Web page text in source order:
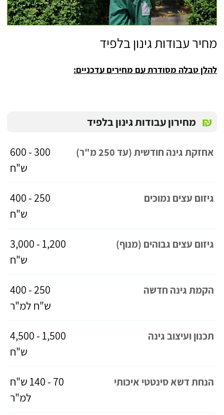
מחיר עבודות גינון בלפיד
להלן טבלה מסודרת עם מחירים עדכניים:
₪ מחירון עבודות גינון בלפיד
אחזקת גינה חודשית (עד 250 מ"ר)
300 - 600
ש"ח
גיזום עצים נמוכים
250 - 400
ש"ח
גיזום עצים גבוהים (מנוף)
1,200 - 3,000
ש"ח
הקמת גינה חדשה
250 - 400
ש"ח למ"ר
תכנון ועיצוב גינה
1,500 - 4,500
ש"ח
הנחת דשא סינטטי איכותי
70 - 140 ש"ח
למ"ר